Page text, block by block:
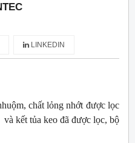
LINKEDIN
chất lỏng nhớt được lọc
kết tủa keo đã được lọc, bộ